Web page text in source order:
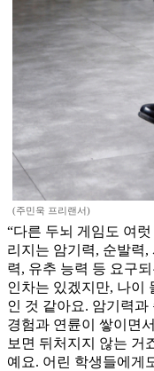
(주민욱 프리랜서)
“다른 두뇌 게임도 여
리지는 암기력, 순발력
력, 유추 능력 등 요구
인차는 있겠지만, 나이
인 것 같아요. 암기력
경험과 연륜이 쌓이면
보면 뒤처지지 않는 거
예요. 어린 학생들에게